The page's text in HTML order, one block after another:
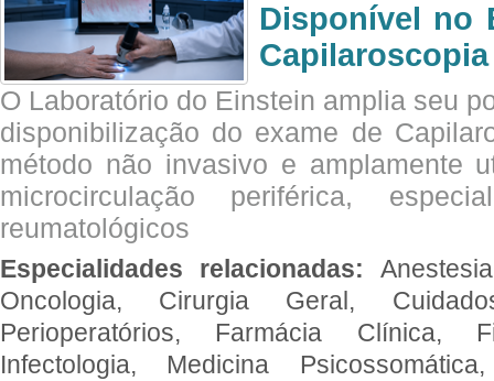
Disponível no
O Laboratório do Einstein amplia seu
disponibilização do exame de
método não invasivo e amplamente
microcirculação periférica,
reumatológicos
Especialidades relacionadas:
Oncologia, Cirurgia Geral,
Perioperatórios, Farmácia Clínica,
Infectologia, Medicina